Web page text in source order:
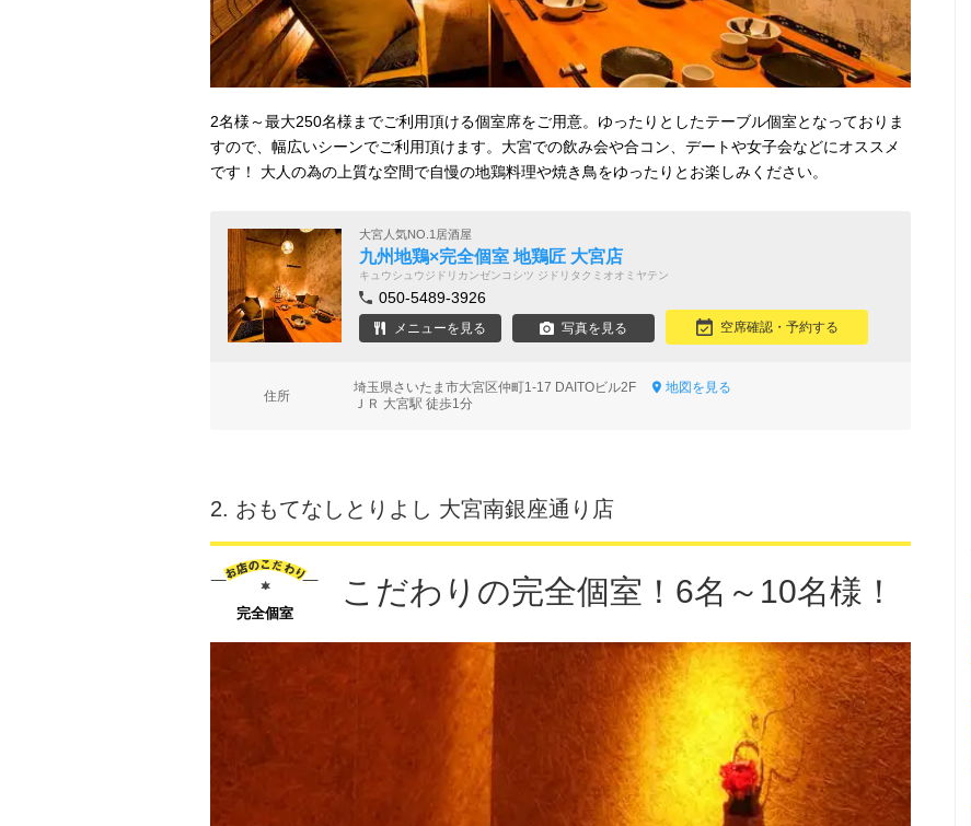
2名様～最大250名様までご利用頂ける個室席をご用意。ゆったりとしたテーブル個室となっておりま
すので、幅広いシーンでご利用頂けます。大宮での飲み会や合コン、デートや女子会などにオススメ
です！ 大人の為の上質な空間で自慢の地鶏料理や焼き鳥をゆったりとお楽しみください。
大宮人気NO.1居酒屋
九州地鶏×完全個室 地鶏匠 大宮店
キュウシュウジドリカンゼンコシツ ジドリタクミオオミヤテン
050-5489-3926
メニューを見る 写真を見る 空席確認・予約する
住所
埼玉県さいたま市大宮区仲町1-17 DAITOビル2F
地図を見る
ＪＲ 大宮駅 徒歩1分
2. おもてなしとりよし 大宮南銀座通り店
完全個室
こだわりの完全個室！6名～10名様！